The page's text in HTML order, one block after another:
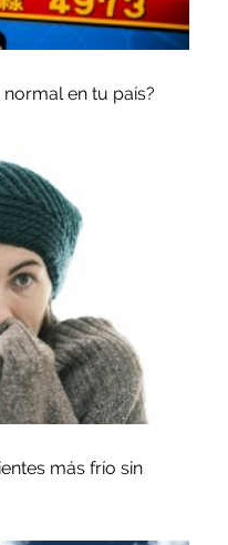
en tu país?
más frío sin